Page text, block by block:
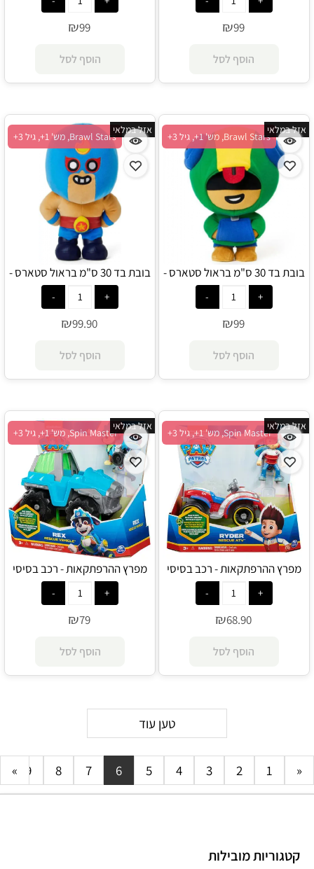
₪99
הוסף לסל
₪99
הוסף לסל
Brawl Stars, מש' 1+, גיל 3+
אזל במלאי
בובת בד 30 ס"מ בראול סטארס -
לאון - Brawl Stars
₪99
הוסף לסל
Brawl Stars, מש' 1+, גיל 3+
אזל במלאי
בובת בד 30 ס"מ בראול סטארס -
אל פרימו - Brawl Stars
₪99.90
הוסף לסל
Spin Master, מש' 1+, גיל 3+
אזל במלאי
מפרץ ההרפתקאות - רכב בסיסי
ריידר - Spin Master
₪68.90
הוסף לסל
Spin Master, מש' 1+, גיל 3+
אזל במלאי
מפרץ ההרפתקאות - רכב בסיסי
רקס - Spin Master
₪79
הוסף לסל
טען עוד
«
1
2
3
4
5
6
7
8
9
»
קטגוריות מובילות